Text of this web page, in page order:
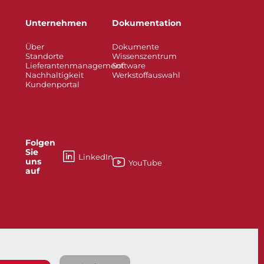
Unternehmen
Über
Standorte
Lieferantenmanagement
Nachhaltigkeit
Kundenportal
Folgen
Sie
uns
auf
LinkedIn
Dokumentation
Dokumente
Wissenszentrum
Software
Werkstoffauswahl
YouTube